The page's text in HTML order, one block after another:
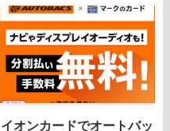
イオンカードでオートバッ